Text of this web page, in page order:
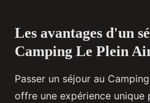
Les avantages d'un
Camping Le Plein
Passer un séjour au
offre une expérience unique